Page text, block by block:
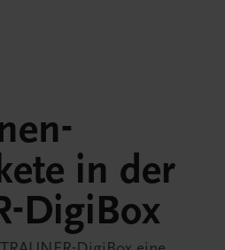
in der
DigiBox